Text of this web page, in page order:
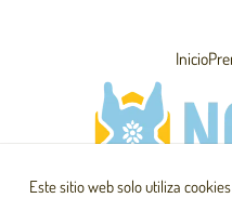
Inicio
Este sitio web solo utiliza